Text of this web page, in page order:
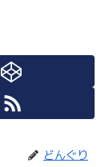
どんぐり